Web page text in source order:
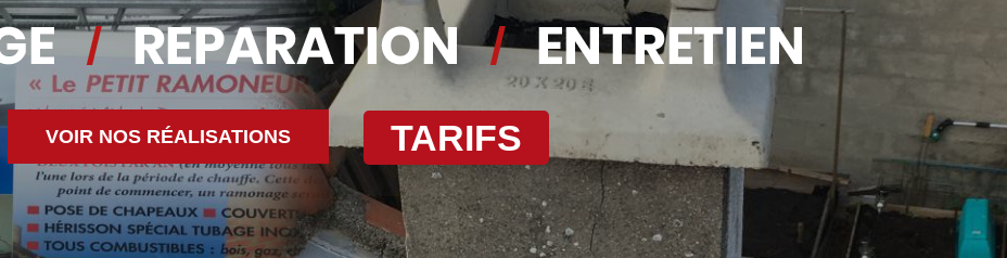
VOIR NOS RÉALISATIONS TARIFS